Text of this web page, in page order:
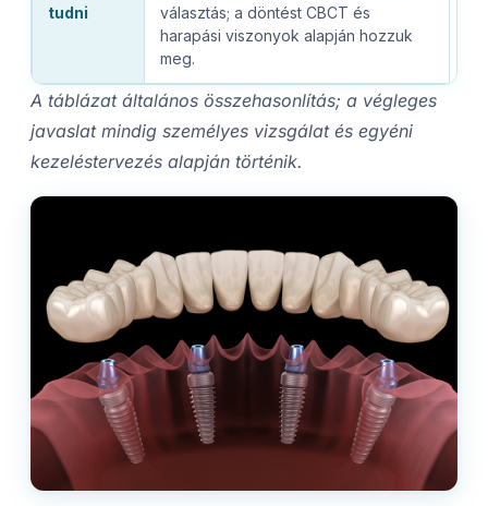
tudni
választás; a döntést CBCT és
harapási viszonyok alapján hozzuk
meg.
A táblázat általános összehasonlítás; a végleges
javaslat mindig személyes vizsgálat és egyéni
kezeléstervezés alapján történik.